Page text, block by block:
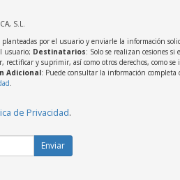
S.L.
planteadas por el usuario y enviarle la información
usuario; Destinatarios: Solo se realizan cesiones si
rectificar y suprimir, así como otros derechos, como se
Adicional: Puede consultar la información completa
.
de Privacidad.
Enviar